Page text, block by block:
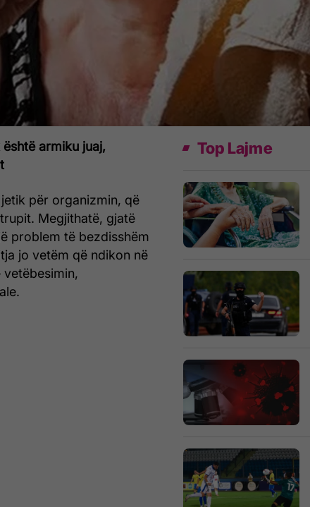
armiku juaj,
për organizmin, që
Megjithatë, gjatë
problem të bezdisshëm
jo vetëm që ndikon në
Top Lajme